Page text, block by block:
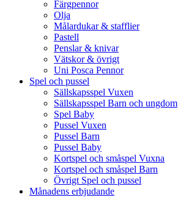
Färgpennor
Olja
Målardukar & stafflier
Pastell
Penslar & knivar
Vätskor & övrigt
Uni Posca Pennor
Spel och pussel
Sällskapsspel Vuxen
Sällskapsspel Barn och ungdom
Spel Baby
Pussel Vuxen
Pussel Barn
Pussel Baby
Kortspel och småspel Vuxna
Kortspel och småspel Barn
Övrigt Spel och pussel
Månadens erbjudande